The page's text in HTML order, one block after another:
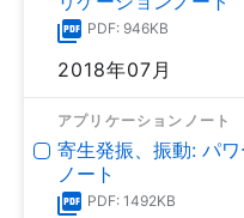
PDF: 946KB
2018年07月
アプリケーションノート
寄生発振、振動: パ
ノート
PDF: 1492KB